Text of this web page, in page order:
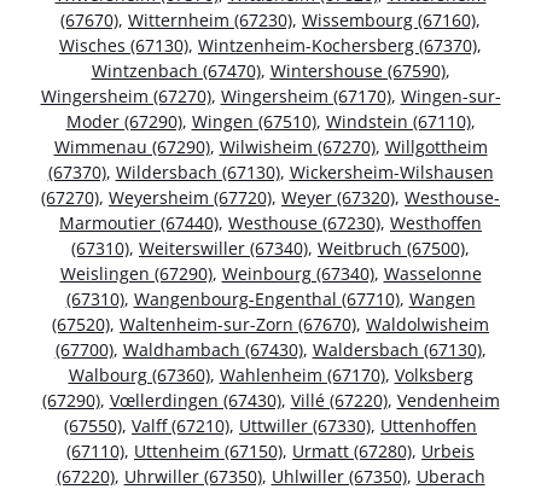
(67670), Witternheim (67230), Wissembourg (67160),
Wisches (67130), Wintzenheim-Kochersberg (67370),
Wintzenbach (67470), Wintershouse (67590),
Wingersheim (67270), Wingersheim (67170), Wingen-sur-
Moder (67290), Wingen (67510), Windstein (67110),
Wimmenau (67290), Wilwisheim (67270), Willgottheim
(67370), Wildersbach (67130), Wickersheim-Wilshausen
(67270), Weyersheim (67720), Weyer (67320), Westhouse-
Marmoutier (67440), Westhouse (67230), Westhoffen
(67310), Weiterswiller (67340), Weitbruch (67500),
Weislingen (67290), Weinbourg (67340), Wasselonne
(67310), Wangenbourg-Engenthal (67710), Wangen
(67520), Waltenheim-sur-Zorn (67670), Waldolwisheim
(67700), Waldhambach (67430), Waldersbach (67130),
Walbourg (67360), Wahlenheim (67170), Volksberg
(67290), Vœllerdingen (67430), Villé (67220), Vendenheim
(67550), Valff (67210), Uttwiller (67330), Uttenhoffen
(67110), Uttenheim (67150), Urmatt (67280), Urbeis
(67220), Uhrwiller (67350), Uhlwiller (67350), Uberach